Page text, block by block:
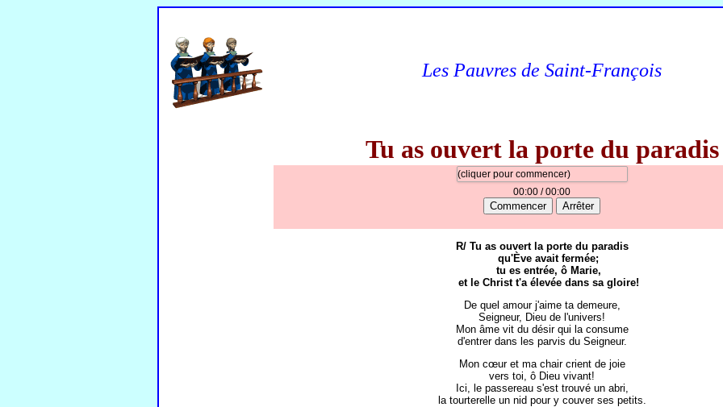
Les Pauvres de Saint-François
Tu as ouvert la porte du paradis
(cliquer pour commencer)
00:00 / 00:00
Commencer Arrêter
R/ Tu as ouvert la porte du paradis
qu'Ève avait fermée;
tu es entrée, ô Marie,
et le Christ t'a élevée dans sa gloire!
De quel amour j'aime ta demeure,
Seigneur, Dieu de l'univers!
Mon âme vit du désir qui la consume
d'entrer dans les parvis du Seigneur.
Mon cœur et ma chair crient de joie
vers toi, ô Dieu vivant!
Ici, le passereau s'est trouvé un abri,
la tourterelle un nid pour y couver ses petits.